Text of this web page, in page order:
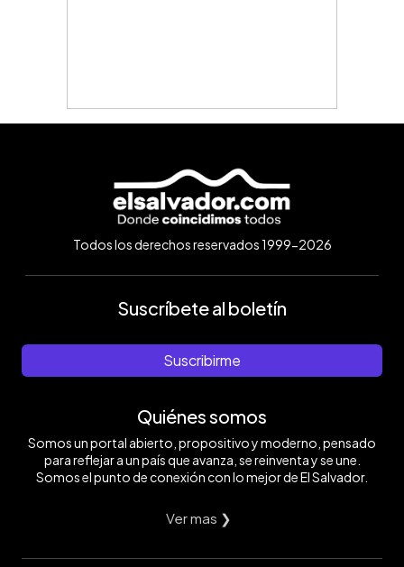
Todos los derechos reservados 1999-2026
Suscríbete al boletín
Suscribirme
Quiénes somos
Somos un portal abierto, propositivo y moderno, pensado
para reflejar a un país que avanza, se reinventa y se une.
Somos el punto de conexión con lo mejor de El Salvador.
Ver mas ❯